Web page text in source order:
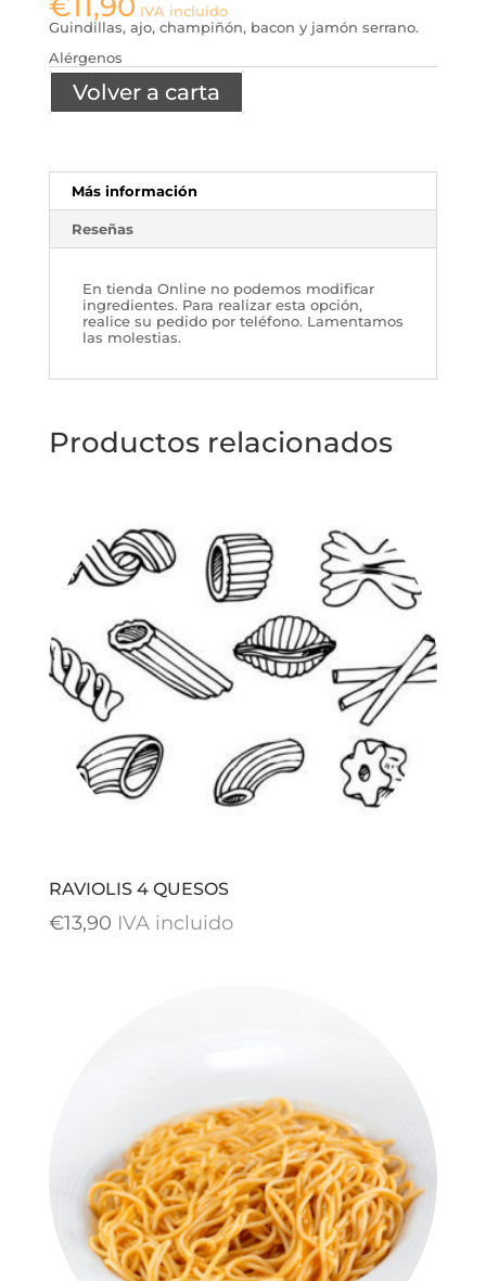
IVA incluido
Guindillas, ajo, champiñón, bacon y jamón serrano.
Alérgenos
Volver a carta
Más información
Reseñas
En tienda Online no podemos modificar
ingredientes. Para realizar esta opción,
realice su pedido por teléfono. Lamentamos
las molestias.
Productos relacionados
RAVIOLIS 4 QUESOS
€13,90 IVA incluido